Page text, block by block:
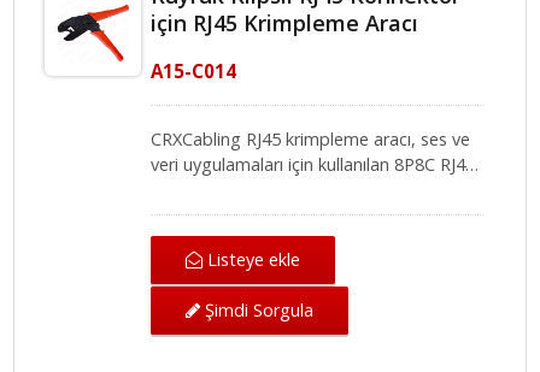
için RJ45 Krimpleme Aracı
A15-C014
CRXCabling RJ45 krimpleme aracı, ses ve
veri uygulamaları için kullanılan 8P8C RJ45
krimpleme sağlayabilir ve özellikle Cat.7A,
Cat7, Cat.6A fişi için RJ45 krimpleyici
kullanmak, RJ45 konektörünü ezmez ve
size hızlı ve güvenilir bir kurulum sunar.
Ethernet krimpleme aracı, 8.0mm'ye
kadar dış çapta bir kablo ile gelir, bu
Listeye ekle
Şimdi Sorgula